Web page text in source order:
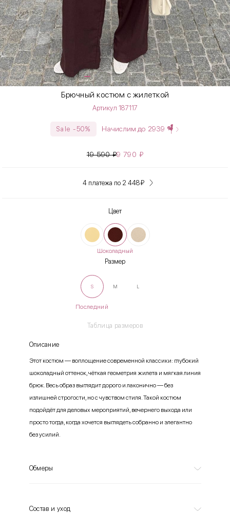
Брючный костюм с жилеткой
Артикул 187117
Sale -50% Начислим до 2939
19 590₽9 790 ₽
4 платежа по 2 448₽
Цвет
Шоколадный
Размер
Таблица размеров
S
Последний
M L
Описание
Этот костюм — воплощение современной классики: глубокий
шоколадный оттенок, чёткая геометрия жилета и мягкая линия
брюк. Весь образ выглядит дорого и лаконично — без
излишней строгости, но с чувством стиля. Такой костюм
подойдёт для деловых мероприятий, вечернего выхода или
просто тогда, когда хочется выглядеть собранно и элегантно
без усилий.
Обмеры
Состав и уход